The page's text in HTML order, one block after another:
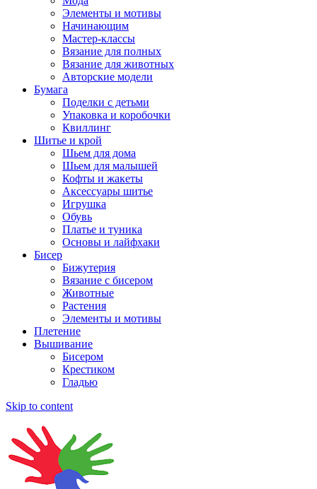
Элементы и мотивы
Начинающим
Мастер-классы
Вязание для полных
Вязание для животных
Авторские модели
Бумага
Поделки с детьми
Упаковка и коробочки
Квиллинг
Шитье и крой
Шьем для дома
Шьем для малышей
Кофты и жакеты
Аксессуары шитье
Игрушка
Обувь
Платье и туника
Основы и лайфхаки
Бисер
Бижутерия
Вязание с бисером
Животные
Растения
Элементы и мотивы
Плетение
Вышивание
Бисером
Крестиком
Гладью
Skip to content